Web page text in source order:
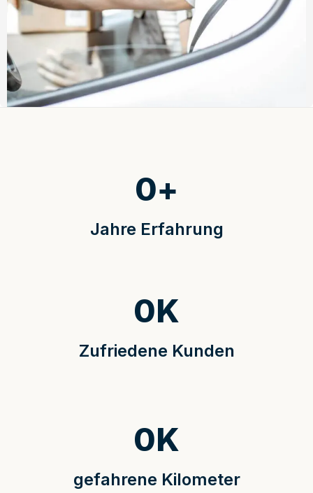
Jahre Erfahrung
0+
Zufriedene Kunden
0K
gefahrene Kilometer
0K